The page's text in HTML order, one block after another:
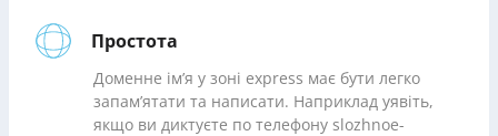
Простота
Доменне ім’я у зоні express має бути легко
запам’ятати та написати. Наприклад уявіть,
якщо ви диктуєте по телефону slozhnoe-